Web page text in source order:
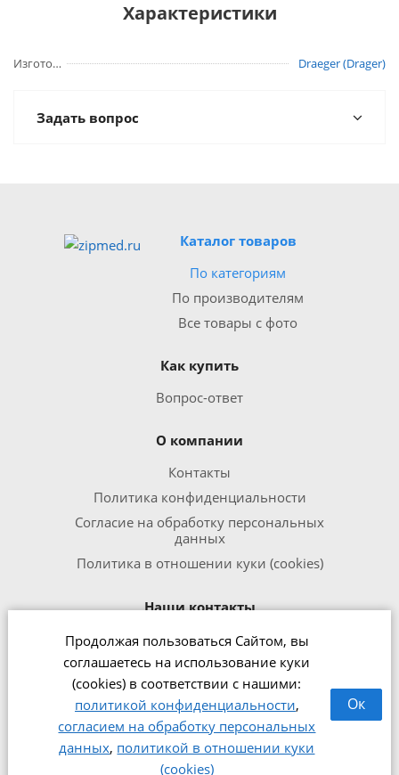
Продолжая пользоваться Сайтом, вы
соглашаетесь на использование куки
(cookies) в соответствии с нашими:
политикой конфиденциальности,
согласием на обработку персональных
данных, политикой в отношении куки
(cookies)
Ок
Характеристики
Изготовитель Draeger (Drager)
Задать вопрос
Каталог товаров
По категориям
По производителям
Все товары с фото
Как купить
Вопрос-ответ
О компании
Контакты
Политика конфиденциальности
Согласие на обработку персональных
данных
Политика в отношении куки (cookies)
Наши контакты
8 800 301 1240
office@zipmed.ru
г.Ижевск, ул. Воткинское шоссе,
160
2026 © Интернет-магазин медицинского оборудования